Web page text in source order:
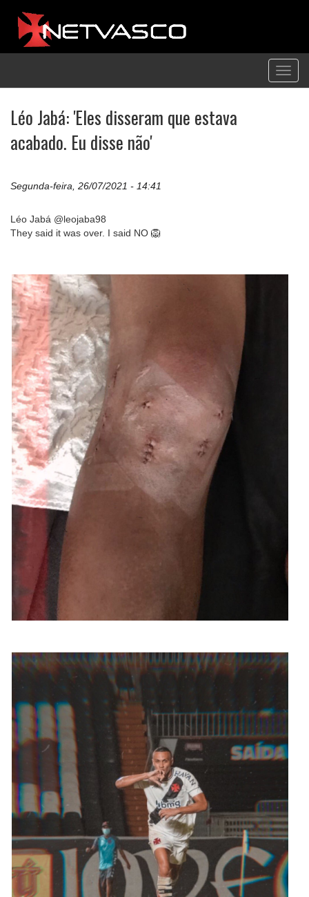
Léo Jabá: 'Eles disseram que estava
acabado. Eu disse não'
Segunda-feira, 26/07/2021 - 14:41
Léo Jabá @leojaba98
They said it was over. I said NO 🦁